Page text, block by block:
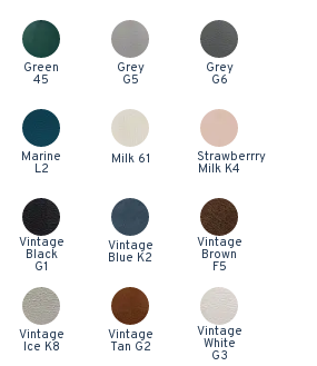
Green
45
Grey
G5
Grey
G6
Marine
L2
Milk 61 Strawberrry
Milk K4
Vintage
Black
G1
Vintage
Blue K2
Vintage
Brown
F5
Vintage
Ice K8
Vintage
Tan G2
Vintage
White
G3